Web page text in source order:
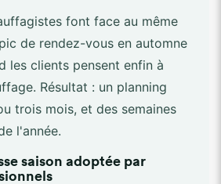
font face au même
de rendez-vous en automne
les clients pensent enfin à
Résultat : un planning
trois mois, et des semaines
l'année.
saison adoptée par